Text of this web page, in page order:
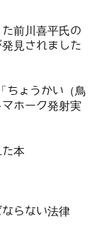
前川喜平氏の
見されました
ちょうかい（鳥
ホーク発射実
本
らない法律